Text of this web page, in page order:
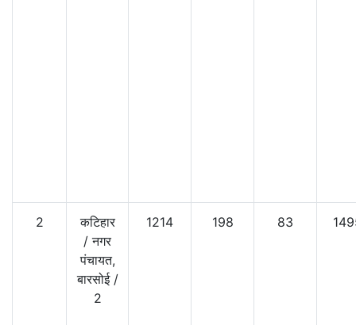
2
कटिहार
/नगर
पंचायत,
बारसोई /
2
1214 198 83